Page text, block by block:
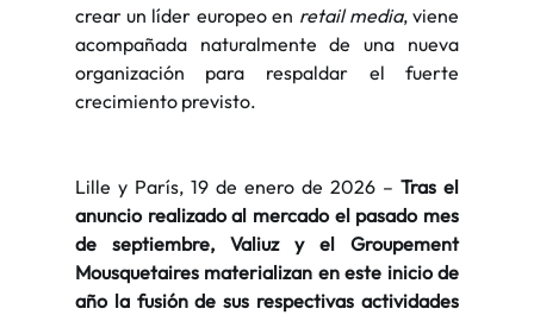
crear un líder europeo en retail media, viene
acompañada naturalmente de una nueva
organización para respaldar el fuerte
crecimiento previsto.
Lille y París, 19 de enero de 2026 – Tras el
anuncio realizado al mercado el pasado mes
de septiembre, Valiuz y el Groupement
Mousquetaires materializan en este inicio de
año la fusión de sus respectivas actividades